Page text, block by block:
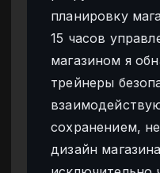
планировку
15 часов
магазином я
трейнеры
сохранением,
дизайн